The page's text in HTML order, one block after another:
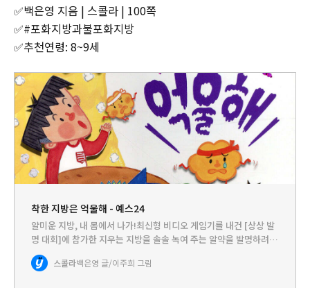
✅백은영 지음 | 스콜라 | 100쪽
✅#포화지방과불포화지방
✅추천연령: 8~9세
착한 지방은 억울해 - 예스24
얄미운 지방, 내 몸에서 나가!최신형 비디오 게임기를 내건 [상상 발
명 대회]에 참가한 지우는 지방을 솔솔 녹여 주는 알약을 발명하려고
합니다. 마른 줄만 알았던 자신이, 체지방 측정으로 마른 비만이라는
것을 알았기 때문이다. 지방에 관심이 생긴 지우는 지방을…
스콜라백은영 글/이주희 그림